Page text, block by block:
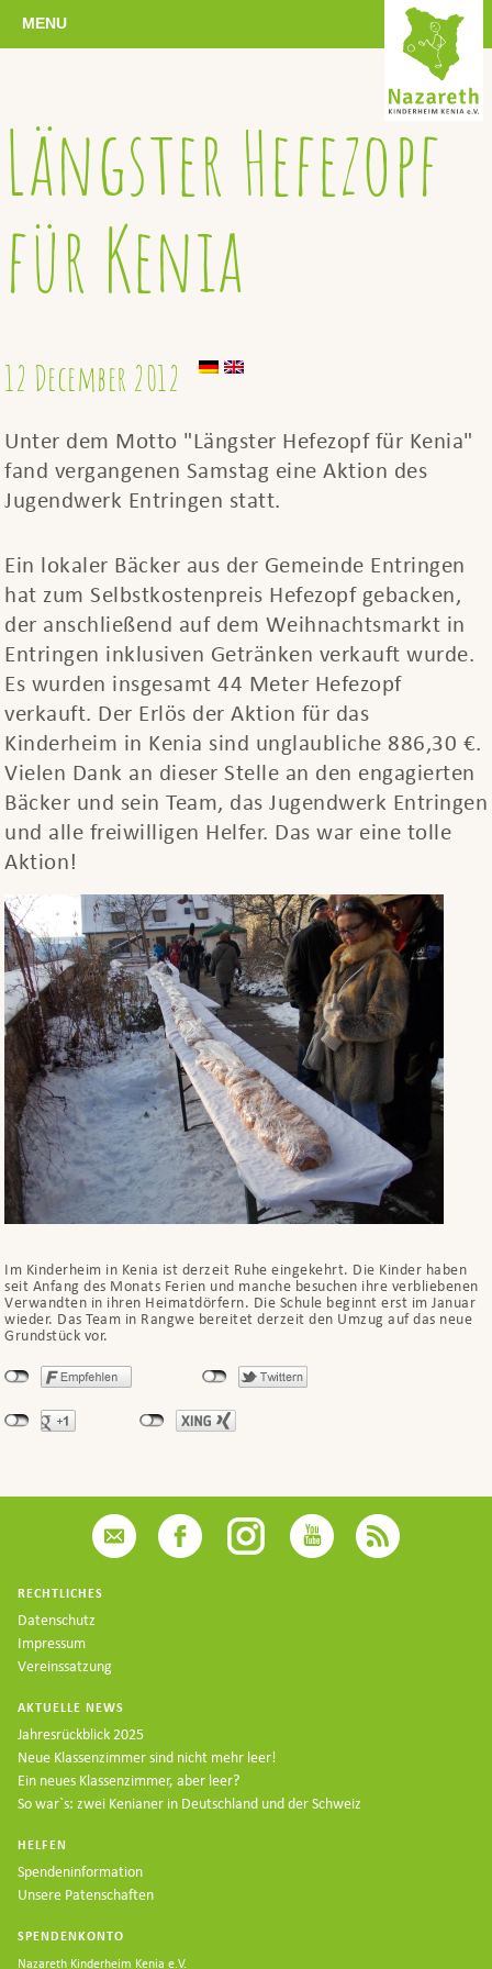
MENU
Längster Hefezopf
für Kenia
12 December 2012
Unter dem Motto "Längster Hefezopf für Kenia"
fand vergangenen Samstag eine Aktion des
Jugendwerk Entringen statt.
Ein lokaler Bäcker aus der Gemeinde Entringen
hat zum Selbstkostenpreis Hefezopf gebacken,
der anschließend auf dem Weihnachtsmarkt in
Entringen inklusiven Getränken verkauft wurde.
Es wurden insgesamt 44 Meter Hefezopf
verkauft. Der Erlös der Aktion für das
Kinderheim in Kenia sind unglaubliche 886,30 €.
Vielen Dank an dieser Stelle an den engagierten
Bäcker und sein Team, das Jugendwerk Entringen
und alle freiwilligen Helfer. Das war eine tolle
Aktion!
Im Kinderheim in Kenia ist derzeit Ruhe eingekehrt. Die Kinder haben
seit Anfang des Monats Ferien und manche besuchen ihre verbliebenen
Verwandten in ihren Heimatdörfern. Die Schule beginnt erst im Januar
wieder. Das Team in Rangwe bereitet derzeit den Umzug auf das neue
Grundstück vor.
RECHTLICHES
Datenschutz
Impressum
Vereinssatzung
AKTUELLE NEWS
Jahresrückblick 2025
Neue Klassenzimmer sind nicht mehr leer!
Ein neues Klassenzimmer, aber leer?
So war`s: zwei Kenianer in Deutschland und der Schweiz
HELFEN
Spendeninformation
Unsere Patenschaften
SPENDENKONTO
Nazareth Kinderheim Kenia e.V.